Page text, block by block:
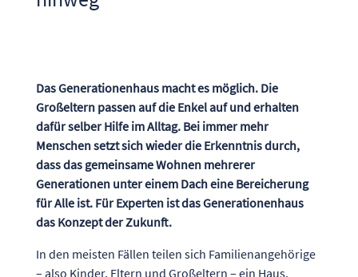
Das Generationenhaus macht es möglich. Die
Großeltern passen auf die Enkel auf und erhalten
dafür selber Hilfe im Alltag. Bei immer mehr
Menschen setzt sich wieder die Erkenntnis durch,
dass das gemeinsame Wohnen mehrerer
Generationen unter einem Dach eine Bereicherung
für Alle ist. Für Experten ist das Generationenhaus
das Konzept der Zukunft.
In den meisten Fällen teilen sich Familienangehörige
– also Kinder, Eltern und Großeltern – ein Haus.